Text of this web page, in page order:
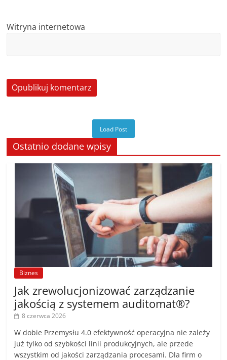
Witryna internetowa
Load Post
Ostatnio dodane wpisy
Biznes
Jak zrewolucjonizować zarządzanie
jakością z systemem auditomat®?
8 czerwca 2026
W dobie Przemysłu 4.0 efektywność operacyjna nie zależy
już tylko od szybkości linii produkcyjnych, ale przede
wszystkim od jakości zarządzania procesami. Dla firm o